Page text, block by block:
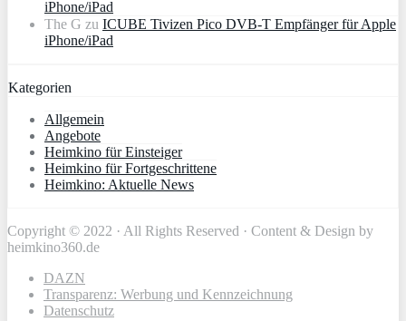
iPhone/iPad
The G zu ICUBE Tivizen Pico DVB-T Empfänger für Apple
iPhone/iPad
Kategorien
Allgemein
Angebote
Heimkino für Einsteiger
Heimkino für Fortgeschrittene
Heimkino: Aktuelle News
Copyright © 2022 · All Rights Reserved · Content & Design by
heimkino360.de
DAZN
Transparenz: Werbung und Kennzeichnung
Datenschutz